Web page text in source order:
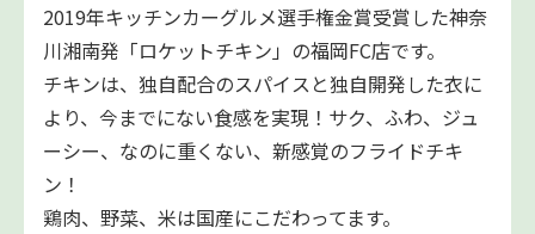
2019年キッチンカーグルメ選手権金賞受賞した神奈
川湘南発「ロケットチキン」の福岡FC店です。
チキンは、独自配合のスパイスと独自開発した衣に
より、今までにない食感を実現！サク、ふわ、ジュ
ーシー、なのに重くない、新感覚のフライドチキ
ン！
鶏肉、野菜、米は国産にこだわってます。